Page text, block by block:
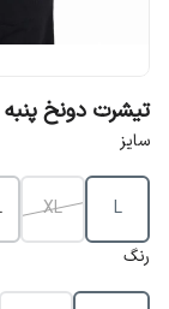
تیشرت دونخ
سایز
L
XL
رنگ